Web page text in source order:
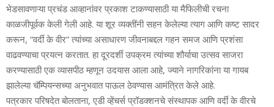
भेडसावणाऱ्या प्रचंड आव्हानांवर प्रकाश टाकण्यासाठी या मैफिलीची रचना
काळजीपूर्वक केली गेली आहे. या शूर व्यक्तींनी सहन केलेल्या त्याग आणि कष्ट सादर
करून, “वर्दी के वीर” त्यांच्या असाधारण जीवनाबद्दल गहन समज आणि प्रशंसा
वाढवण्याचा प्रयत्न करतात. हा दूरदर्शी उपक्रम त्यांच्या शौर्याचा उत्सव साजरा
करण्यासाठी एक व्यासपीठ म्हणून उदयास आला आहे, ज्याने नागरिकांना या गायब
झालेल्या चॅम्पियन्सच्या अनुभवात पाऊल ठेवण्यास आमंत्रित केले आहे.
पत्रकार परिषदेत बोलताना, एडी व्हेंचर्स प्रॉडक्शनचे संस्थापक आणि वर्दी के वीरचे